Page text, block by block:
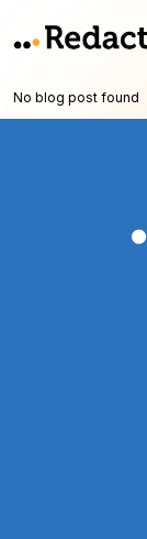
No blog post found